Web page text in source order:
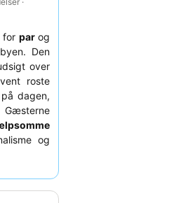
for parog
Den
over
roste
dagen,
og